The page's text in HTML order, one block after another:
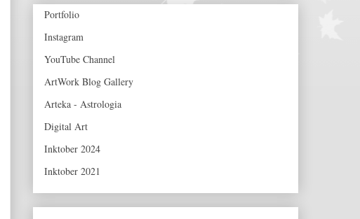
Portfolio
Instagram
YouTube Channel
ArtWork Blog Gallery
Arteka - Astrologia
Digital Art
Inktober 2024
Inktober 2021